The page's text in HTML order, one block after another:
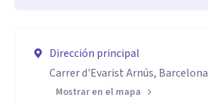
Dirección principal
Carrer d'Evarist Arnús, Barcelona
Mostrar en el mapa